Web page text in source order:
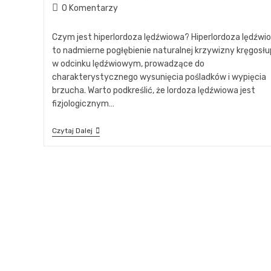
0 Komentarzy
Czym jest hiperlordoza lędźwiowa? Hiperlordoza
to nadmierne pogłębienie naturalnej krzywizny
w odcinku lędźwiowym, prowadzące do
charakterystycznego wysunięcia pośladków i wypięcia
brzucha. Warto podkreślić, że lordoza lędźwiowa jest
fizjologicznym…
Czytaj Dalej